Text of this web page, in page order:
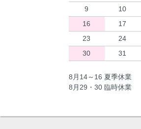
9
10
16
17
23
24
30
31
8月14～16 夏季休業
8月29・30 臨時休業